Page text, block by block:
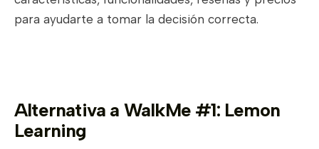
para ayudarte a tomar la decisión correcta.
Alternativa a WalkMe #1: Lemon
Learning